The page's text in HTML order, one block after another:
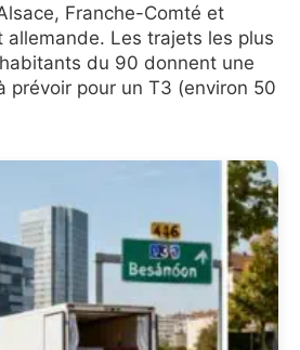
Franche-Comté et
allemande. Les trajets les plus
du 90 donnent une
prévoir pour un T3 (environ 50